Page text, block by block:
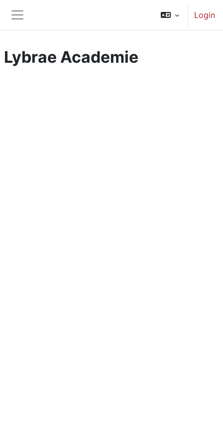
Zijpaneel
Login
Lybrae Academie